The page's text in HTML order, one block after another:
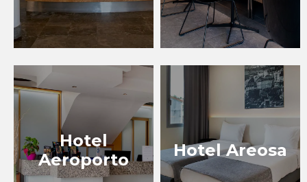
Hotel
Aeroporto
Hotel Areosa